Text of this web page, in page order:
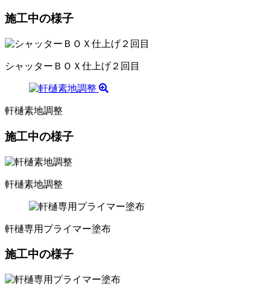
施工中の様子
シャッターＢＯＸ仕上げ２回目
軒樋素地調整
施工中の様子
軒樋素地調整
軒樋専用プライマー塗布
施工中の様子